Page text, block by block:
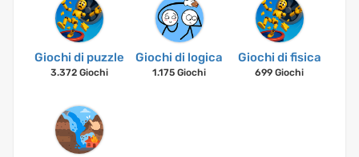
Giochi di puzzle
3.372 Giochi
Giochi di logica
1.175 Giochi
Giochi di fisica
699 Giochi